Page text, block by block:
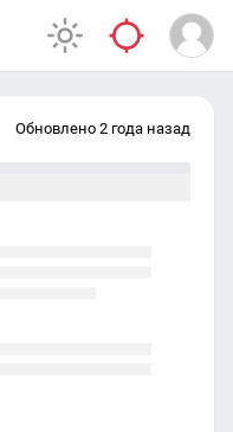
Обновлено 2 года назад